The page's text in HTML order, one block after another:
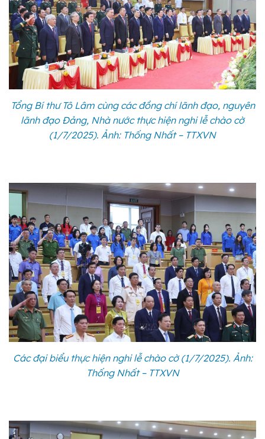
Tổng Bí thư Tô Lâm cùng các đồng chí lãnh đạo, nguyên
lãnh đạo Đảng, Nhà nước thực hiện nghi lễ chào cờ
(1/7/2025). Ảnh: Thống Nhất – TTXVN
Các đại biểu thực hiện nghi lễ chào cờ (1/7/2025). Ảnh:
Thống Nhất – TTXVN